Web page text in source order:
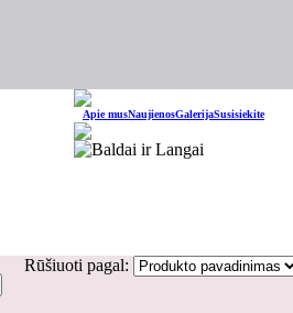
Apie musNaujienosGalerijaSusisiekite
Rūšiuoti pagal: